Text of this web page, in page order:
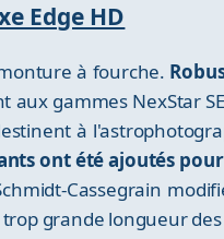
Edge HD
à fourche.
aux gammes NexStar
à
ont été ajoutés
Cassegrain
grande longueur